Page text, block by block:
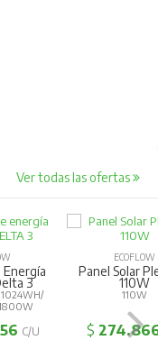
Ver todas las ofertas
Energía
3
C/U
ECOFLOW
Panel Solar
110W
110W
$